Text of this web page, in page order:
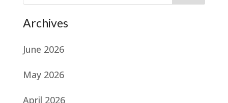
Archives
June 2026
May 2026
April 2026